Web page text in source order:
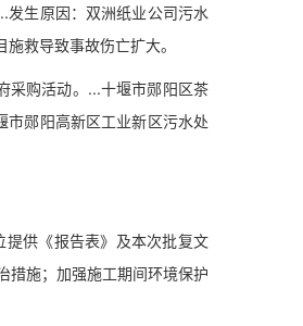
生原因：双洲纸业公司污水
救导致事故伤亡扩大。
购活动。...十堰市郧阳区茶
郧阳高新区工业新区污水处
供《报告表》及本次批复文
措施；加强施工期间环境保护